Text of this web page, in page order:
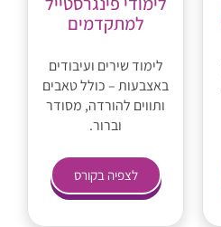
למתקדמים
לימוד שירים ועיבודים
באצבעות – כולל טאבים
ותווים להורדה, מסודר
וברור.
לצפיה בקורס